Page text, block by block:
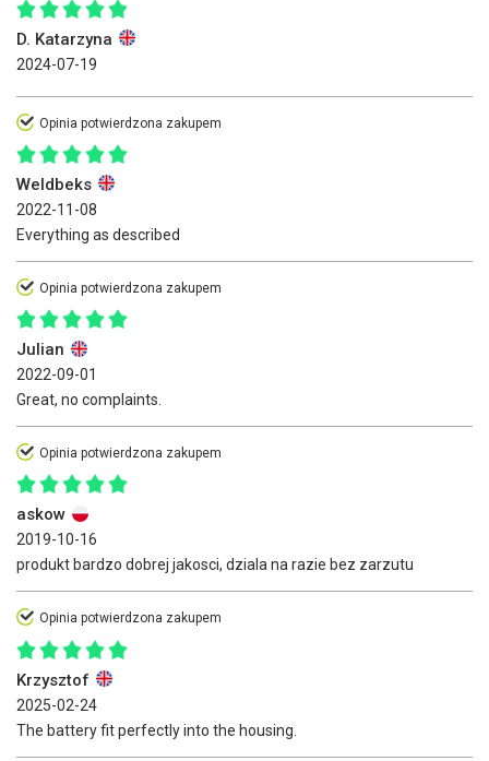
D. Katarzyna
2024-07-19
Opinia potwierdzona zakupem
Weldbeks
2022-11-08
Everything as described
Opinia potwierdzona zakupem
Julian
2022-09-01
Great, no complaints.
Opinia potwierdzona zakupem
askow
2019-10-16
produkt bardzo dobrej jakosci, dziala na razie bez zarzutu
Opinia potwierdzona zakupem
Krzysztof
2025-02-24
The battery fit perfectly into the housing.